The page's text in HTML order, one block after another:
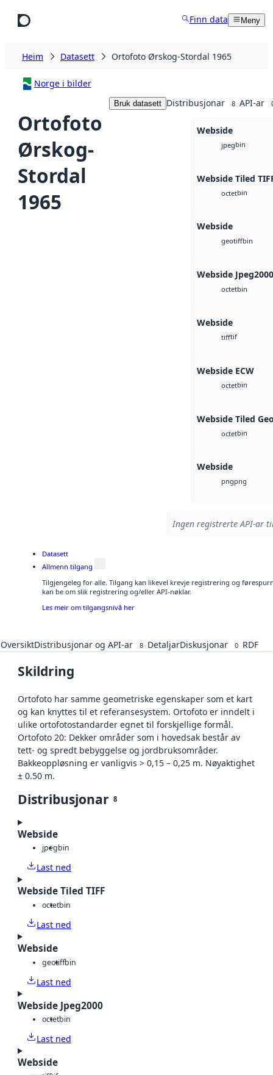
Finn data Meny
Heim Datasett Ortofoto Ørskog-Stordal 1965
Norge i bilder
Ortofoto
Ørskog-
Stordal
1965
Bruk datasett Distribusjonar 8 API-ar
Webside
jpegbin
Webside Tiled
octetbin
Webside
geotiffbin
Webside Jpeg2000
octetbin
Webside
tifftif
Webside ECW
octetbin
Webside Tiled
octetbin
Webside
pngpng
Ingen registrerte API-ar
Datasett
Allmenn tilgang
Tilgjengeleg for alle. Tilgang kan likevel krevje registrering og
kan be om slik registrering og/eller API-nøklar.
Les meir om tilgangsnivå her
OversiktDistribusjonar og API-ar 8 DetaljarDiskusjonar 0 RDF
Skildring
Ortofoto har samme geometriske egenskaper som et kart
og kan knyttes til et referansesystem. Ortofoto er inndelt i
ulike ortofotostandarder egnet til forskjellige formål.
Ortofoto 20: Dekker områder som i hovedsak består av
tett- og spredt bebyggelse og jordbruksområder.
Bakkeoppløsning er vanligvis > 0,15 – 0,25 m. Nøyaktighet
± 0.50 m.
Distribusjonar 8
Webside
jpegbin
Last ned
Webside Tiled TIFF
octetbin
Last ned
Webside
geotiffbin
Last ned
Webside Jpeg2000
octetbin
Last ned
Webside